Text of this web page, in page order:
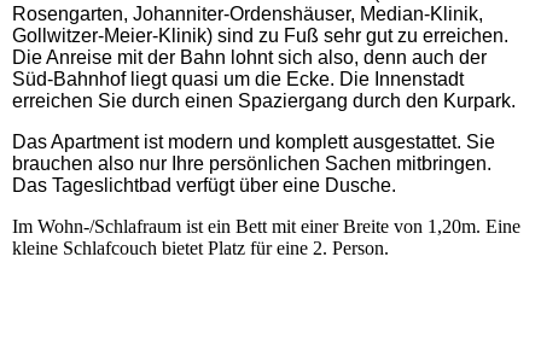
Rosengarten, Johanniter-Ordenshäuser, Median-Klinik,
Gollwitzer-Meier-Klinik) sind zu Fuß sehr gut zu erreichen.
Die Anreise mit der Bahn lohnt sich also, denn auch der
Süd-Bahnhof liegt quasi um die Ecke. Die Innenstadt
erreichen Sie durch einen Spaziergang durch den Kurpark.
Das Apartment ist modern und komplett ausgestattet. Sie
brauchen also nur Ihre persönlichen Sachen mitbringen.
Das Tageslichtbad verfügt über eine Dusche.
Im Wohn-/Schlafraum ist ein Bett mit einer Breite von 1,20m. Eine
kleine Schlafcouch bietet Platz für eine 2. Person.